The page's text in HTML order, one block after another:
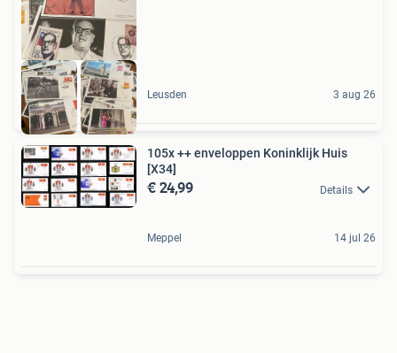
Leusden 3 aug 26
105x ++ enveloppen Koninklijk Huis
[X34]
€ 24,99 Details
Meppel 14 jul 26